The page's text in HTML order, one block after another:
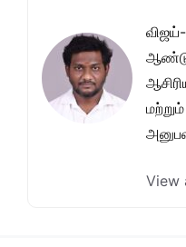
View